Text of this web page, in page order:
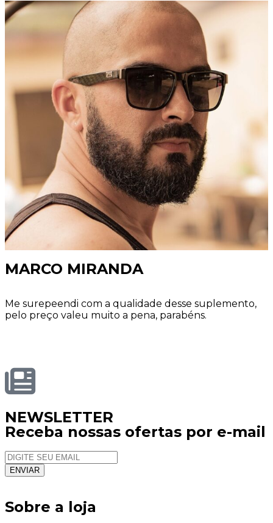
MARCO MIRANDA
Me surepeendi com a qualidade desse suplemento,
pelo preço valeu muito a pena, parabéns.
NEWSLETTER
Receba nossas ofertas por e-mail
Sobre a loja